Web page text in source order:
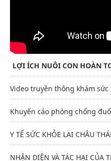
LỢI ÍCH NUÔI CON HOÀN
Video truyền thông khám sức
Khuyến cáo phòng chống
Y TẾ SỨC KHỎE LAI CHÂU
NHẬN DIỆN VÀ TÁC HẠI CỦA